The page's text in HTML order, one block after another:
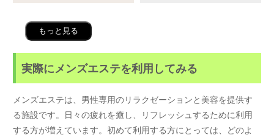
もっと見る
実際にメンズエステを利用してみる
メンズエステは、男性専用のリラクゼーションと美容を提供す
る施設です。日々の疲れを癒し、リフレッシュするために利用
する方が増えています。初めて利用する方にとっては、どのよ